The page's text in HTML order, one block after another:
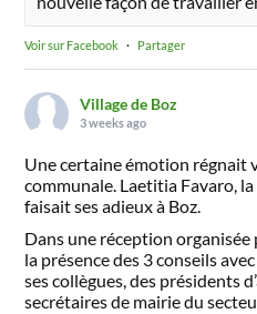
Voir sur Facebook · Partager
Village de Boz
3 weeks ago
Une certaine émotion régnait
communale. Laetitia Favaro,
faisait ses adieux à Boz.
Dans une réception
la présence des 3 conseils
ses collègues, des présidents
secrétaires de mairie du